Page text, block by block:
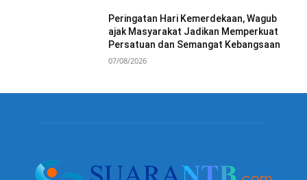
Peringatan Hari Kemerdekaan, Wagub
ajak Masyarakat Jadikan Memperkuat
Persatuan dan Semangat Kebangsaan
07/08/2026